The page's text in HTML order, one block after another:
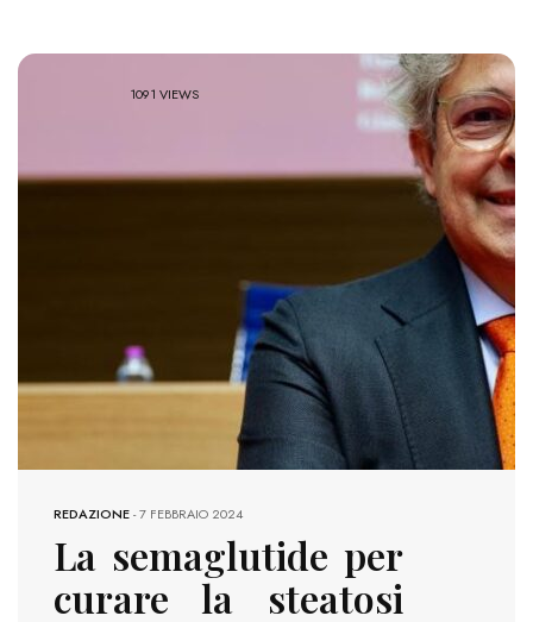
1091 VIEWS
REDAZIONE-7 FEBBRAIO 2024
La semaglutide per
curare la steatosi